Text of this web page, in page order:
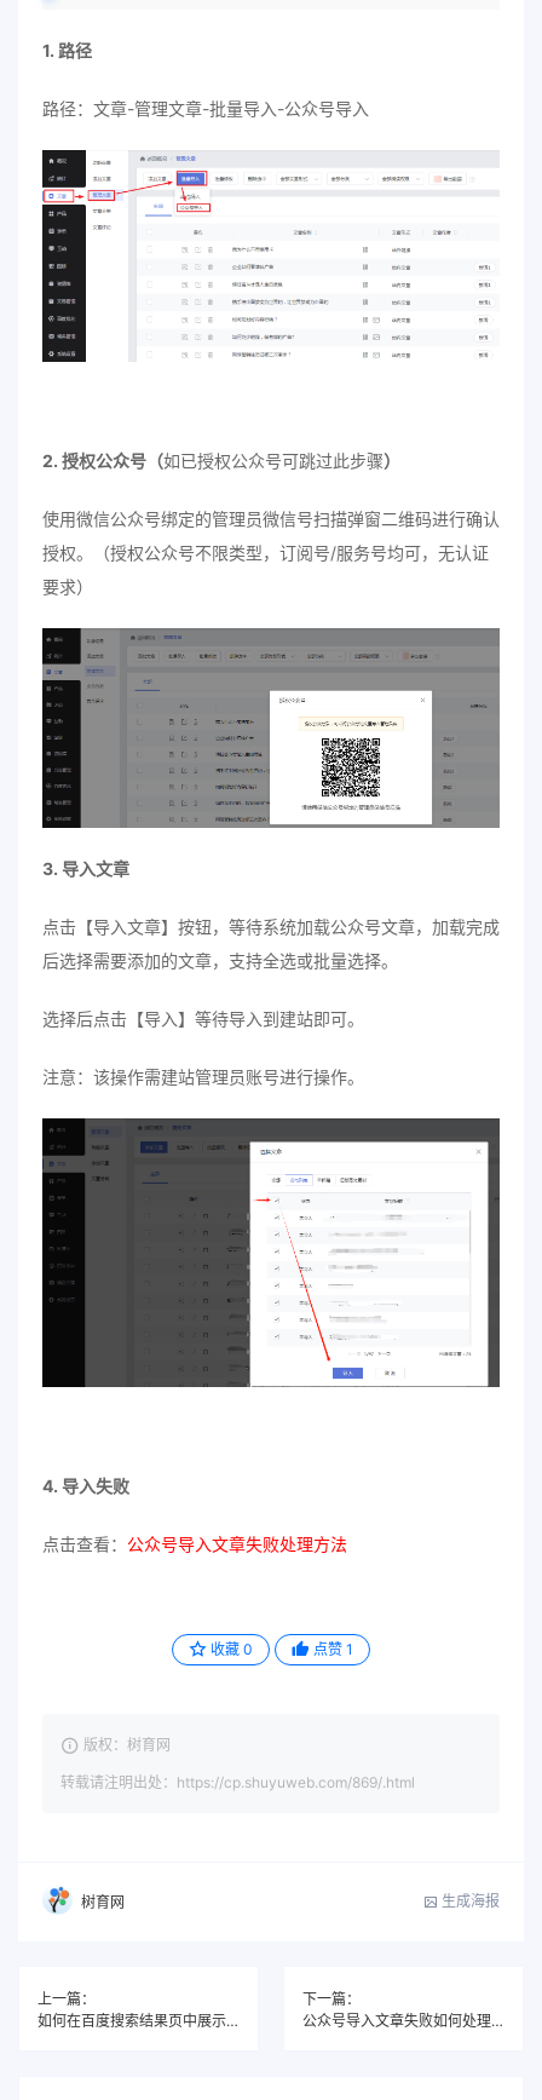
1. 路径
路径：文章-管理文章-批量导入-公众号导入
2. 授权公众号（如已授权公众号可跳过此步骤）
使用微信公众号绑定的管理员微信号扫描弹窗二维码进行确认
授权。（授权公众号不限类型，订阅号/服务号均可，无认证
要求）
3. 导入文章
点击【导入文章】按钮，等待系统加载公众号文章，加载完成
后选择需要添加的文章，支持全选或批量选择。
选择后点击【导入】等待导入到建站即可。
注意：该操作需建站管理员账号进行操作。
4. 导入失败
点击查看： 公众号导入文章失败处理方法
收藏 0 点赞 1
版权：树育网
转载请注明出处：https://cp.shuyuweb.com/869/.html
树育网 生成海报
上一篇：
如何在百度搜索结果页中展示网站logo
下一篇：
公众号导入文章失败如何处理？